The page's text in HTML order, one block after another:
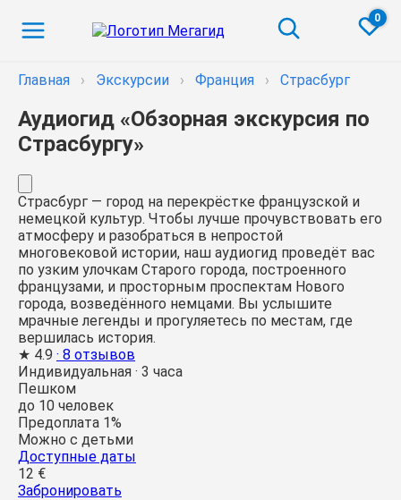
0
Главная › Экскурсии › Франция › Страсбург
Аудиогид «Обзорная экскурсия по
Страсбургу»
Страсбург — город на перекрёстке французской и
немецкой культур. Чтобы лучше прочувствовать его
атмосферу и разобраться в непростой
многовековой истории, наш аудиогид проведёт вас
по узким улочкам Старого города, построенного
французами, и просторным проспектам Нового
города, возведённого немцами. Вы услышите
мрачные легенды и прогуляетесь по местам, где
вершилась история.
★ 4.9 · 8 отзывов
Индивидуальная · 3 часа
Пешком
до 10 человек
Предоплата 1%
Можно с детьми
Доступные даты
12 €
Забронировать